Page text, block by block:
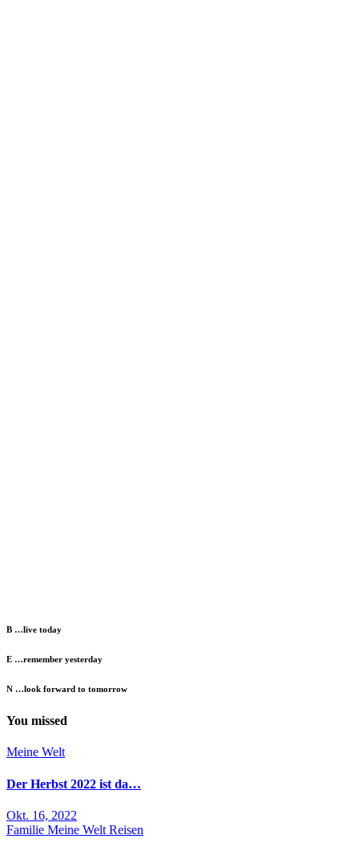
B …live today
E …remember yesterday
N …look forward to tomorrow
You missed
Meine Welt
Der Herbst 2022 ist da…
Okt. 16, 2022
Familie Meine Welt Reisen